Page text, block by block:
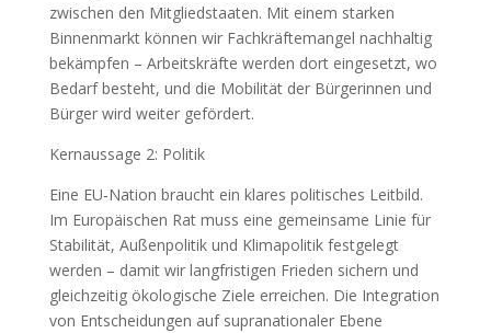
zwischen den Mitgliedstaaten. Mit einem starken
Binnenmarkt können wir Fachkräftemangel nachhaltig
bekämpfen – Arbeitskräfte werden dort eingesetzt, wo
Bedarf besteht, und die Mobilität der Bürgerinnen und
Bürger wird weiter gefördert.
Kernaussage 2: Politik
Eine EU‑Nation braucht ein klares politisches Leitbild.
Im Europäischen Rat muss eine gemeinsame Linie für
Stabilität, Außenpolitik und Klimapolitik festgelegt
werden – damit wir langfristigen Frieden sichern und
gleichzeitig ökologische Ziele erreichen. Die Integration
von Entscheidungen auf supranationaler Ebene